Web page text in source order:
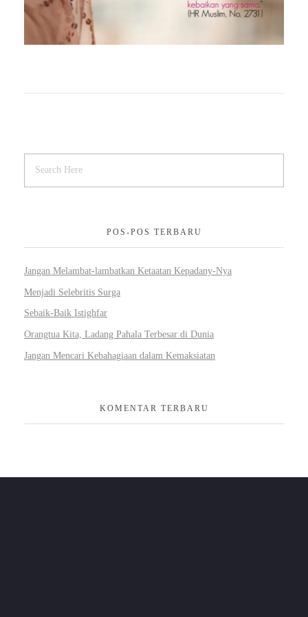
POS-POS TERBARU
Jangan Melambat-lambatkan Ketaatan Kepadany-Nya
Menjadi Selebritis Surga
Sebaik-Baik Istighfar
Orangtua Kita, Ladang Pahala Terbesar di Dunia
Jangan Mencari Kebahagiaan dalam Kemaksiatan
KOMENTAR TERBARU